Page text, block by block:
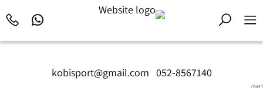
kobisport@gmail.com 052-8567140
דיאטה